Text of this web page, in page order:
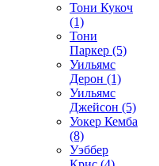
Тони Кукоч
(1)
Тони
Паркер (5)
Уильямс
Дерон (1)
Уильямс
Джейсон (5)
Уокер Кемба
(8)
Уэббер